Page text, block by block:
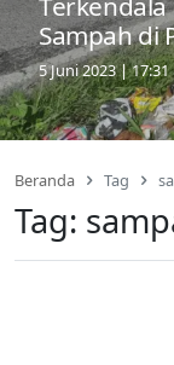
Sampah di
5 Juni 2023 | 17:31
Beranda Tag
Tag: